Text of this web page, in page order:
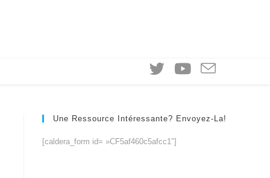
Une Ressource Intéressante? Envoyez-La!
[caldera_form id= »CF5af460c5afcc1″]